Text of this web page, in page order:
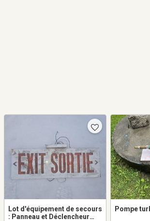
Lot d'équipement de secours
: Panneau et Déclencheur
Pompe